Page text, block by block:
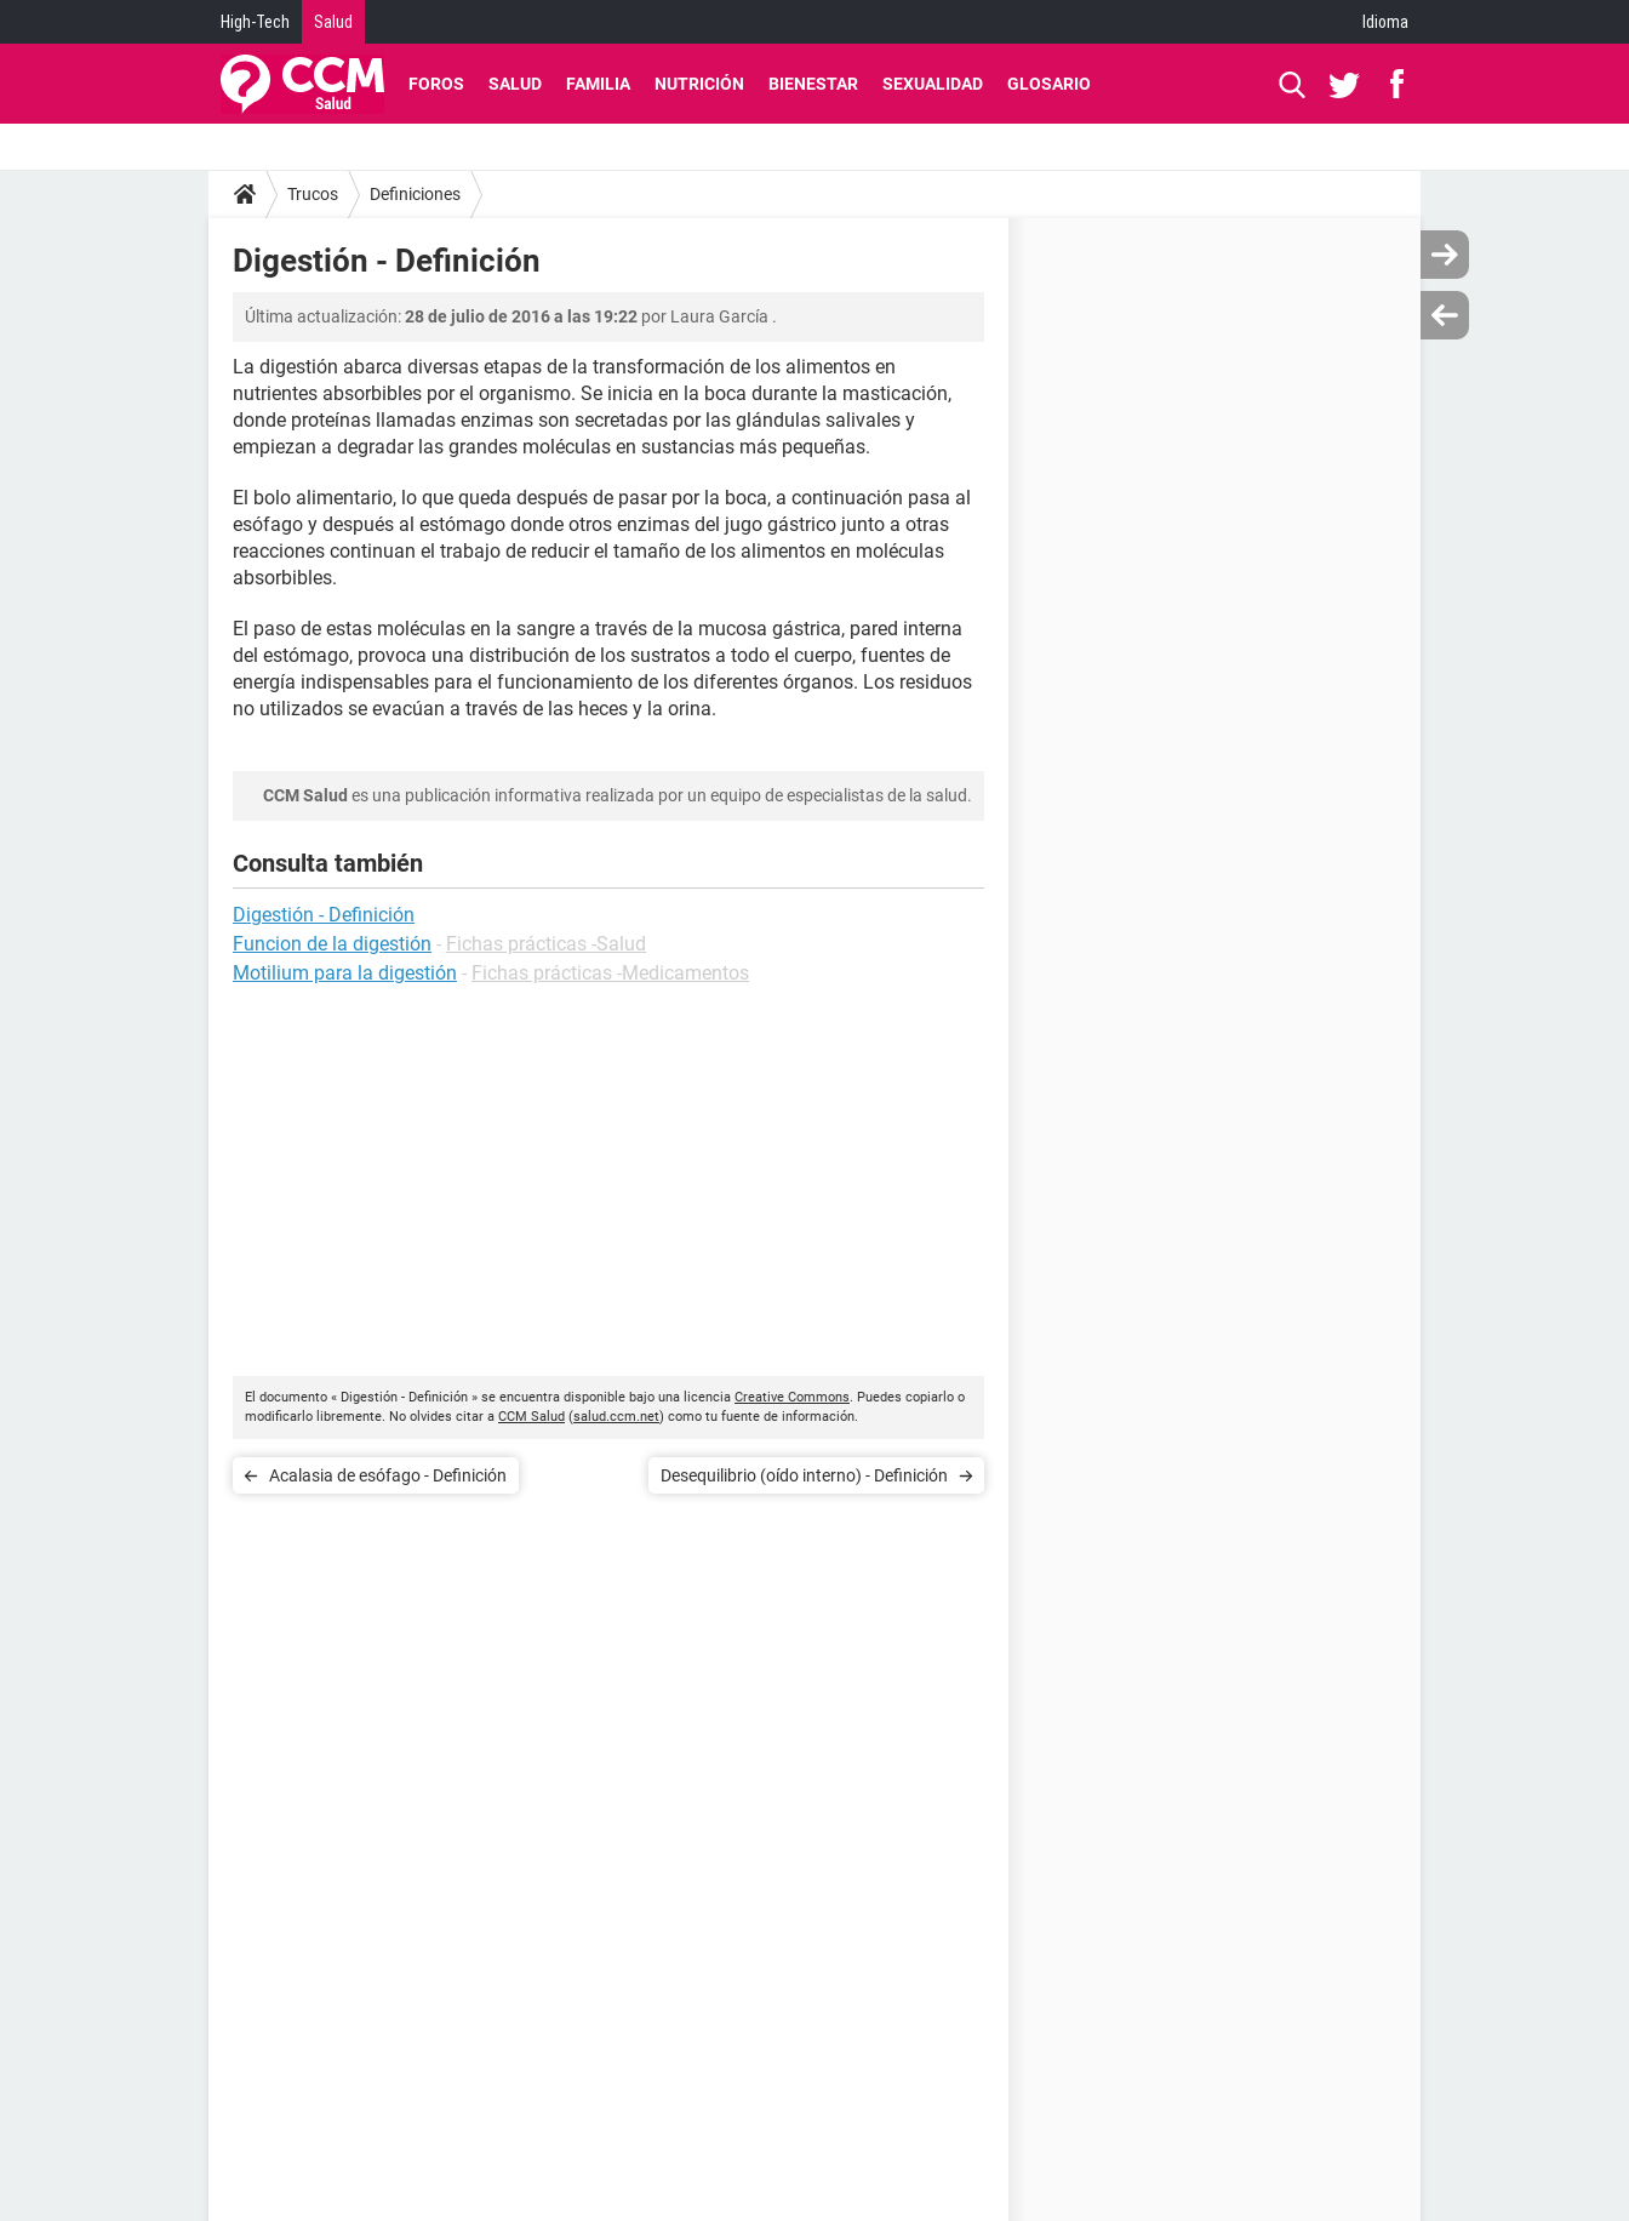
High-Tech Salud Idioma
FOROS SALUD FAMILIA NUTRICIÓN BIENESTAR SEXUALIDAD GLOSARIO
Trucos Definiciones
Digestión - Definición
Última actualización:28 de julio de 2016 a las 19:22 por Laura García .
La digestión abarca diversas etapas de la transformación de los alimentos en
nutrientes absorbibles por el organismo. Se inicia en la boca durante la masticación,
donde proteínas llamadas enzimas son secretadas por las glándulas salivales y
empiezan a degradar las grandes moléculas en sustancias más pequeñas.
El bolo alimentario, lo que queda después de pasar por la boca, a continuación pasa al
esófago y después al estómago donde otros enzimas del jugo gástrico junto a otras
reacciones continuan el trabajo de reducir el tamaño de los alimentos en moléculas
absorbibles.
El paso de estas moléculas en la sangre a través de la mucosa gástrica, pared interna
del estómago, provoca una distribución de los sustratos a todo el cuerpo, fuentes de
energía indispensables para el funcionamiento de los diferentes órganos. Los residuos
no utilizados se evacúan a través de las heces y la orina.
CCM Salud es una publicación informativa realizada por un equipo de especialistas de la salud.
Consulta también
Digestión - Definición
Funcion de la digestión - Fichas prácticas -Salud
Motilium para la digestión - Fichas prácticas -Medicamentos
El documento « Digestión - Definición » se encuentra disponible bajo una licencia Creative Commons. Puedes copiarlo o
modificarlo libremente. No olvides citar a CCM Salud (salud.ccm.net) como tu fuente de información.
Acalasia de esófago - Definición Desequilibrio (oído interno) - Definición